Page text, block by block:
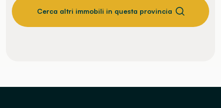
Cerca altri immobili in questa provincia